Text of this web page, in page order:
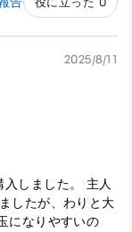
2025/8/11
入しました。 主人
したが、わりと大
になりやすいの